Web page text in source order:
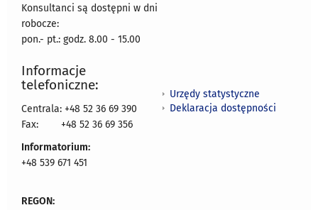
Konsultanci są dostępni w dni
robocze:
pon.- pt.: godz. 8.00 - 15.00
Informacje
telefoniczne:
Centrala: +48 52 36 69 390
Fax:
+48 52 36 69 356
Informatorium:
+48 539 671 451
REGON:
Urzędy statystyczne
Deklaracja dostępności